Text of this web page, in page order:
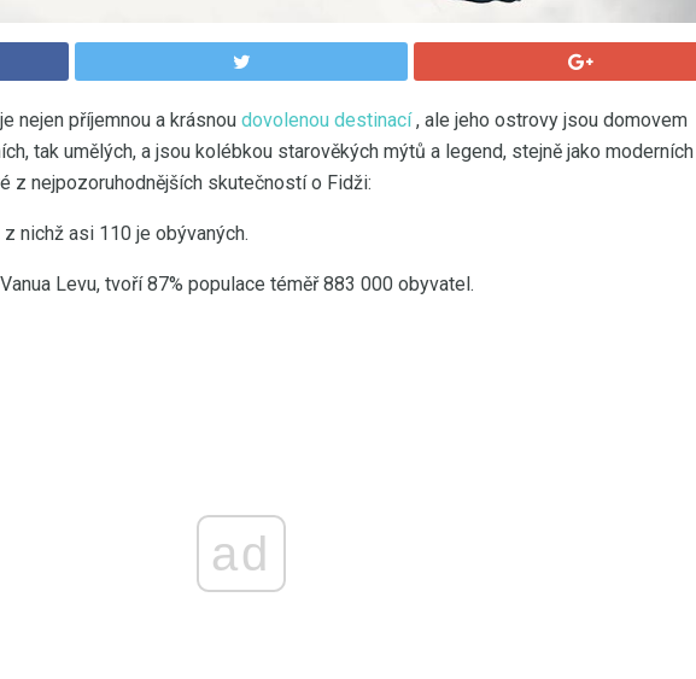
je nejen příjemnou a krásnou dovolenou destinací, ale jeho ostrovy jsou domovem
tak umělých, a jsou kolébkou starověkých mýtů a legend, stejně jako moderních
z nejpozoruhodnějších skutečností o Fidži:
nichž asi 110 je obývaných.
Levu, tvoří 87% populace téměř 883 000 obyvatel.
ad